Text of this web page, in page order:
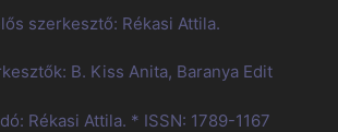
szerkesztő: Rékasi Attila.
B. Kiss Anita, Baranya Edit
Rékasi Attila. * ISSN: 1789-1167